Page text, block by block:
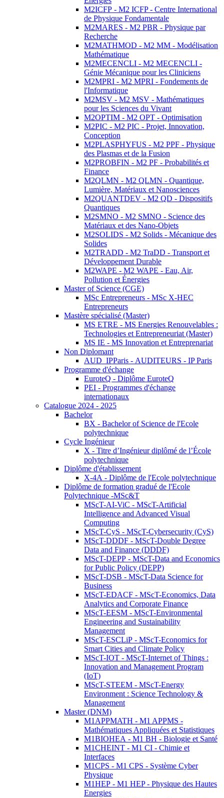
M2ICFP - M2 ICFP - Centre International
de Physique Fondamentale
M2MARES - M2 PBR - Physique par
Recherche
M2MATHMOD - M2 MM - Modélisation
Mathématique
M2MECENCLI - M2 MECENCLI -
Génie Mécanique pour les Cliniciens
M2MPRI - M2 MPRI - Fondements de
l'Informatique
M2MSV - M2 MSV - Mathématiques
pour les Sciences du Vivant
M2OPTIM - M2 OPT - Optimisation
M2PIC - M2 PIC - Projet, Innovation,
Conception
M2PLASPHYFUS - M2 PPF - Physique
des Plasmas et de la Fusion
M2PROBFIN - M2 PF - Probabilités et
Finance
M2QLMN - M2 QLMN - Quantique,
Lumière, Matériaux et Nanosciences
M2QUANTDEV - M2 QD - Dispositifs
Quantiques
M2SMNO - M2 SMNO - Science des
Matériaux et des Nano-Objets
M2SOLIDS - M2 Solids - Mécanique des
Solides
M2TRADD - M2 TraDD - Transport et
Développement Durable
M2WAPE - M2 WAPE - Eau, Air,
Pollution et Énergies
Master of Science (CGE)
MSc Entrepreneurs - MSc X-HEC
Entrepreneurs
Mastère spécialisé (Master)
MS ETRE - MS Energies Renouvelables :
Technologies et Entrepreneuriat (Master)
MS IE - MS Innovation et Entreprenariat
Non Diplomant
AUD_IPParis - AUDITEURS - IP Paris
Programme d'échange
EuroteQ - Diplôme EuroteQ
PEI - Programmes d'échange
internationaux
Catalogue 2024 - 2025
Bachelor
BX - Bachelor of Science de l'Ecole
polytechnique
Cycle Ingénieur
X - Titre d’Ingénieur diplômé de l’École
polytechnique
Diplôme d'établissement
X-4A - Diplôme de l'Ecole polytechnique
Diplôme de formation gradué de l'Ecole
Polytechnique -MSc&T
MScT-AI-ViC - MScT-Artificial
Intelligence and Advanced Visual
Computing
MScT-CyS - MScT-Cybersecurity (CyS)
MScT-DDDF - MScT-Double Degree
Data and Finance (DDDF)
MScT-DEPP - MScT-Data and Economics
for Public Policy (DEPP)
MScT-DSB - MScT-Data Science for
Business
MScT-EDACF - MScT-Economics, Data
Analytics and Corporate Finance
MScT-EESM - MScT-Environmental
Engineering and Sustainability
Management
MScT-ESCLiP - MScT-Economics for
Smart Cities and Climate Policy
MScT-IOT - MScT-Internet of Things :
Innovation and Management Program
(IoT)
MScT-STEEM - MScT-Energy
Environment : Science Technology &
Management
Master (DNM)
M1APPMATH - M1 APPMS -
Mathématiques Appliquées et Statistiques
M1BIOHEA - M1 BH - Biologie et Santé
M1CHEINT - M1 CI - Chimie et
Interfaces
M1CPS - M1 CPS - Système Cyber
Physique
M1HEP - M1 HEP - Physique des Hautes
Energies